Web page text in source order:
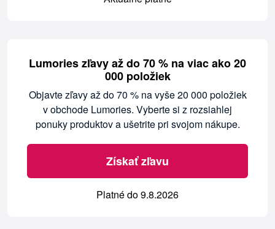
Lumories zľavy až do 70 % na viac ako 20
000 položiek
Objavte zľavy až do 70 % na vyše 20 000 položiek
v obchode Lumories. Vyberte si z rozsiahlej
ponuky produktov a ušetrite pri svojom nákupe.
Získať zľavu
Platné do 9.8.2026